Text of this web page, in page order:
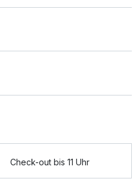
Check-out bis 11 Uhr